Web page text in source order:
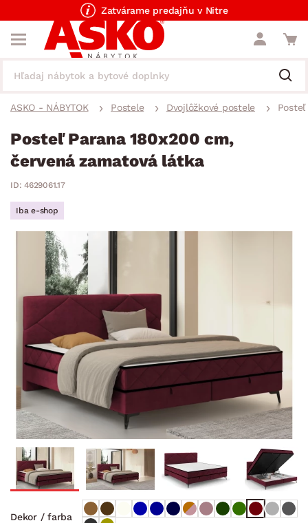
Zatvárame predajňu v Nitre
ASKO - NÁBYTOK Postele Dvojlôžkové postele
Posteľ Parana 180x200 cm,
červená zamatová látka
ID: 4629061.17
Iba e-shop
Dekor / farba